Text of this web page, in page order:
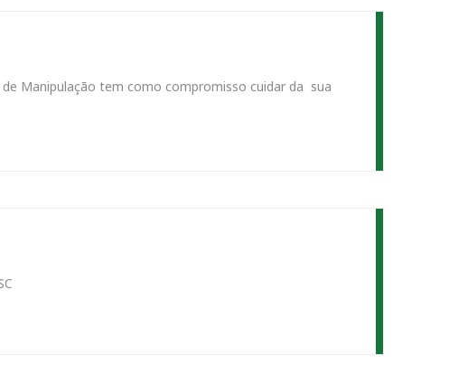
Manipulação tem como compromisso cuidar da sua